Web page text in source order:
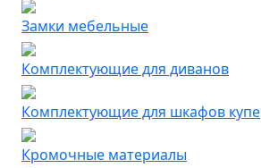
Замки мебельные
Комплектующие для диванов
Комплектующие для шкафов купе
Кромочные материалы